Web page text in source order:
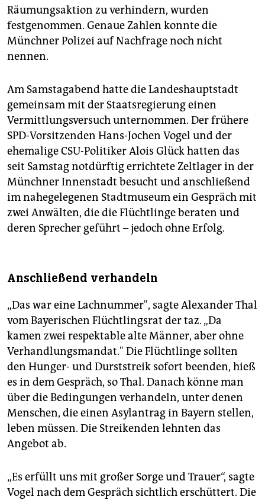
Räumungsaktion zu verhindern, wurden
festgenommen. Genaue Zahlen konnte die
Münchner Polizei auf Nachfrage noch nicht
nennen.
Am Samstagabend hatte die Landeshauptstadt
gemeinsam mit der Staatsregierung einen
Vermittlungsversuch unternommen. Der frühere
SPD-Vorsitzenden Hans-Jochen Vogel und der
ehemalige CSU-Politiker Alois Glück hatten das
seit Samstag notdürftig errichtete Zeltlager in der
Münchner Innenstadt besucht und anschließend
im nahegelegenen Stadtmuseum ein Gespräch mit
zwei Anwälten, die die Flüchtlinge beraten und
deren Sprecher geführt – jedoch ohne Erfolg.
Anschließend verhandeln
„Das war eine Lachnummer", sagte Alexander Thal
vom Bayerischen Flüchtlingsrat der taz. „Da
kamen zwei respektable alte Männer, aber ohne
Verhandlungsmandat." Die Flüchtlinge sollten
den Hunger- und Durststreik sofort beenden, hieß
es in dem Gespräch, so Thal. Danach könne man
über die Bedingungen verhandeln, unter denen
Menschen, die einen Asylantrag in Bayern stellen,
leben müssen. Die Streikenden lehnten das
Angebot ab.
„Es erfüllt uns mit großer Sorge und Trauer“, sagte
Vogel nach dem Gespräch sichtlich erschüttert. Die